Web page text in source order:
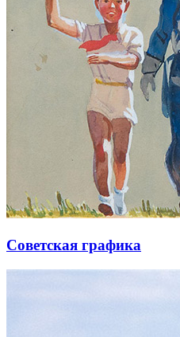
Советская графика